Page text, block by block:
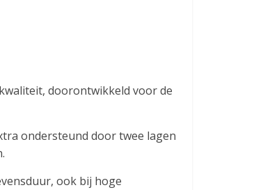
doorontwikkeld voor de
ondersteund door twee lagen
ook bij hoge